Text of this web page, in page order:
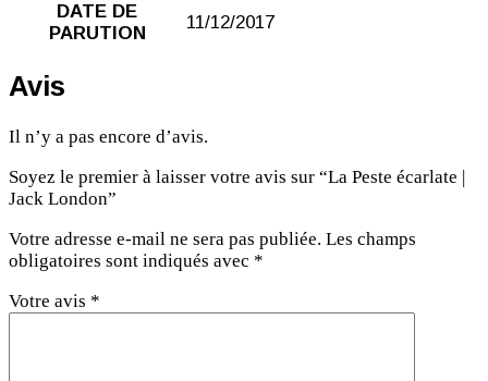
DATE DE
PARUTION
11/12/2017
Avis
Il n’y a pas encore d’avis.
Soyez le premier à laisser votre avis sur “La Peste écarlate |
Jack London”
Votre adresse e-mail ne sera pas publiée. Les champs
obligatoires sont indiqués avec *
Votre avis *